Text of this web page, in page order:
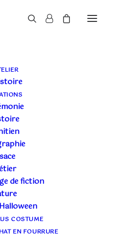
de fiction
COSTUME
EN FOURRURE